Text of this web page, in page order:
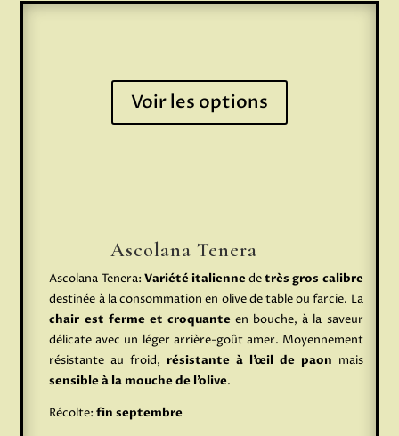
Voir les options
Ascolana Tenera
Ascolana Tenera: Variété italiennedetrès gros calibre
destinée à la consommation en olive de table ou farcie. La
chair est ferme et croquanteen bouche, à la saveur
délicate avec un léger arrière-goût amer. Moyennement
résistante au froid, résistante à l’œil de paon mais
sensible à la mouche de l’olive.
Récolte:fin septembre